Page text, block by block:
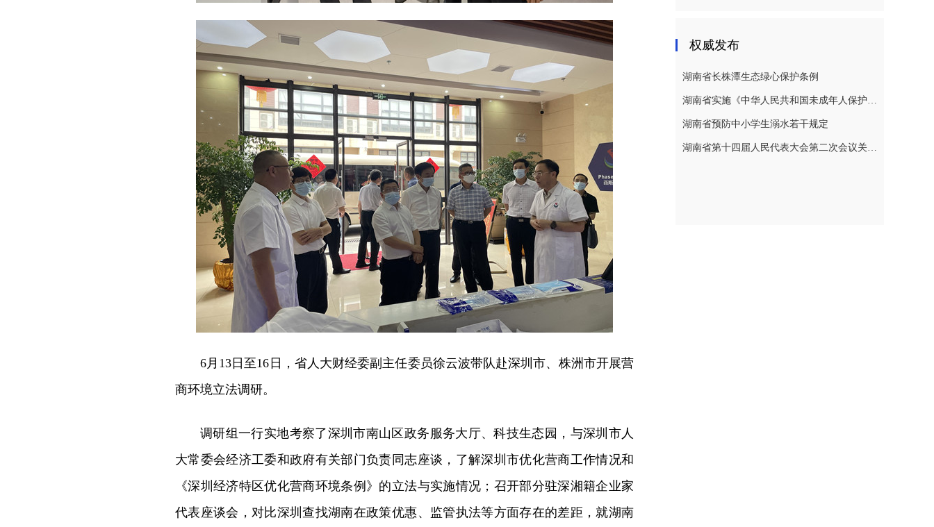
6月13日至16日，省人大财经委副主任委员徐云波带队赴深圳市、株洲市开展营
商环境立法调研。
调研组一行实地考察了深圳市南山区政务服务大厅、科技生态园，与深圳市人
大常委会经济工委和政府有关部门负责同志座谈，了解深圳市优化营商工作情况和
《深圳经济特区优化营商环境条例》的立法与实施情况；召开部分驻深湘籍企业家
代表座谈会，对比深圳查找湖南在政策优惠、监管执法等方面存在的差距，就湖南
权威发布
湖南省长株潭生态绿心保护条例
湖南省实施《中华人民共和国未成年人保护法》若干规定
湖南省预防中小学生溺水若干规定
湖南省第十四届人民代表大会第二次会议关于湖南省人民代表大会常务委员会工作报告的决议